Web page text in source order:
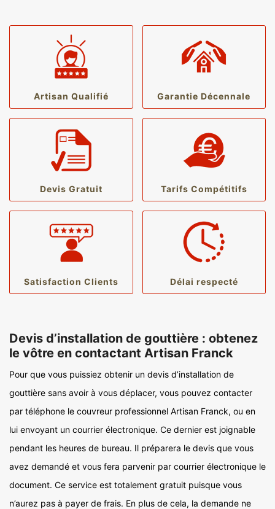
Artisan Qualifié Garantie Décennale
Devis Gratuit Tarifs Compétitifs
Satisfaction Clients Délai respecté
Devis d’installation de gouttière : obtenez
le vôtre en contactant Artisan Franck
Pour que vous puissiez obtenir un devis d’installation de
gouttière sans avoir à vous déplacer, vous pouvez contacter
par téléphone le couvreur professionnel Artisan Franck, ou en
lui envoyant un courrier électronique. Ce dernier est joignable
pendant les heures de bureau. Il préparera le devis que vous
avez demandé et vous fera parvenir par courrier électronique le
document. Ce service est totalement gratuit puisque vous
n’aurez pas à payer de frais. En plus de cela, la demande ne